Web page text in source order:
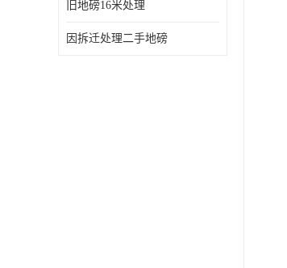
旧地磅16米处理
因拆迁处理二手地磅